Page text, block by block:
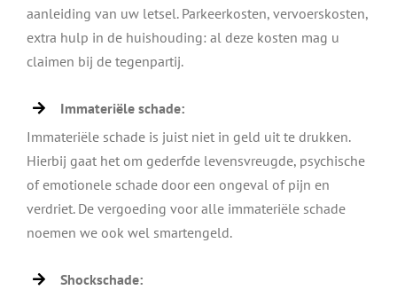
aanleiding van uw letsel. Parkeerkosten, vervoerskosten,
extra hulp in de huishouding: al deze kosten mag u
claimen bij de tegenpartij.
Immateriële schade:
Immateriële schade is juist niet in geld uit te drukken.
Hierbij gaat het om gederfde levensvreugde, psychische
of emotionele schade door een ongeval of pijn en
verdriet. De vergoeding voor alle immateriële schade
noemen we ook wel smartengeld.
Shockschade: